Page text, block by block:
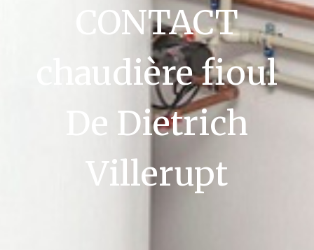
CONTACT
chaudière fioul
De Dietrich
Villerupt